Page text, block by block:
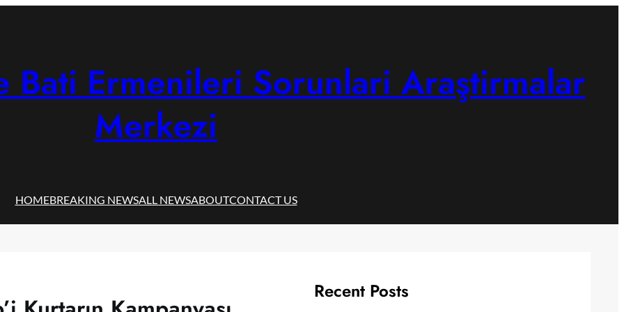
Bati Ermenileri Sorunlari Araştirmalar
Merkezi
HOMEBREAKING NEWSALL NEWSABOUTCONTACT US
Recent Posts